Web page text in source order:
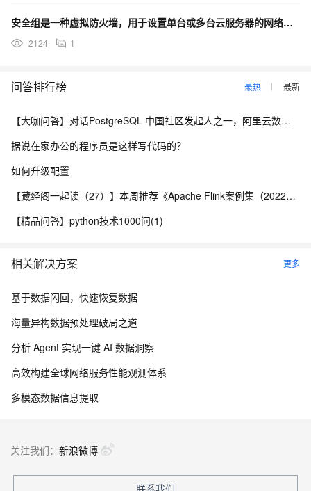
安全组是一种虚拟防火墙，用于设置单台或多台云服务器的网络访问控制，它是重要的网络安全隔离手段，用于在
2124 1
问答排行榜 最热 最新
【大咖问答】对话PostgreSQL 中国社区发起人之一，阿里云数据库高级专家 德哥
据说在家办公的程序员是这样写代码的？
如何升级配置
【藏经阁一起读（27）】本周推荐《Apache Flink案例集（2022版）》，你有哪些心得？
【精品问答】python技术1000问(1)
相关解决方案 更多
基于数据闪回，快速恢复数据
海量异构数据预处理破局之道
分析 Agent 实现一键 AI 数据洞察
高效构建全球网络服务性能观测体系
多模态数据信息提取
关注我们： 新浪微博
联系我们